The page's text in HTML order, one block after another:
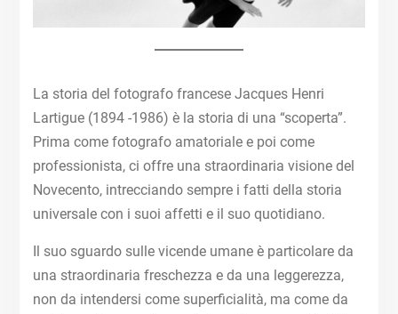
La storia del fotografo francese Jacques Henri
Lartigue (1894 -1986) è la storia di una “scoperta”.
Prima come fotografo amatoriale e poi come
professionista, ci offre una straordinaria visione del
Novecento, intrecciando sempre i fatti della storia
universale con i suoi affetti e il suo quotidiano.
Il suo sguardo sulle vicende umane è particolare da
una straordinaria freschezza e da una leggerezza,
non da intendersi come superficialità, ma come da